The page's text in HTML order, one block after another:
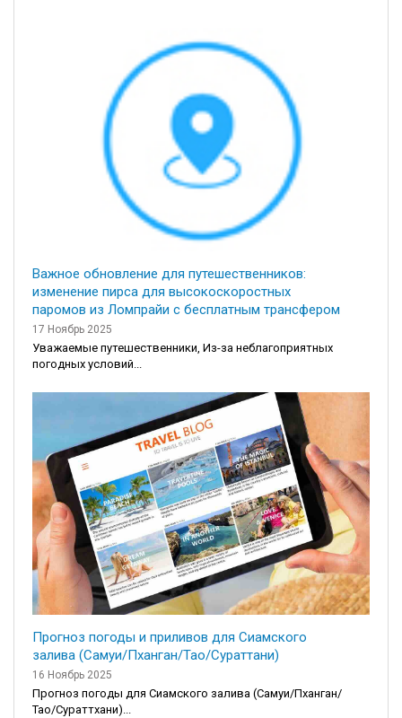
Важное обновление для путешественников:
изменение пирса для высокоскоростных
паромов из Ломпрайи с бесплатным трансфером
17 Ноябрь 2025
Уважаемые путешественники, Из-за неблагоприятных
погодных условий...
Прогноз погоды и приливов для Сиамского
залива (Самуи/Пханган/Тао/Сураттани)
16 Ноябрь 2025
Прогноз погоды для Сиамского залива (Самуи/Пханган/
Тао/Сураттхани)...